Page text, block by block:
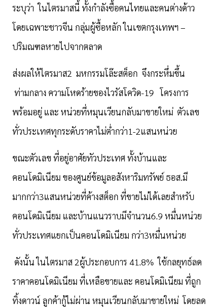
ระบุว่า ในไตรมาสนี้ ทั้งกำลังซื้อคนไทยและคนต่างด้าว
โดยเฉพาะชาวจีน กลุ่มผู้ซื้อหลัก ในเขตกรุงเทพฯ –
ปริมณฑลหายไปจากตลาด
ส่งผลให้ไตรมาส2 มหกรรมโล๊ะสต็อก จึงกระหึ่มขึ้น
ท่ามกลาง ความโหดร้ายของไวรัสโควิด-19 โครงการ
พร้อมอยู่ และ หน่วยที่หมุนเวียนกลับมาขายใหม่ ตัวเลข
ทั่วประเทศทุกระดับราคาไม่ต่ำกว่า1-2แสนหน่วย
ขณะตัวเลข ที่อยู่อาศัยทัวประเทศ ทั้งบ้านและ
คอนโดมิเนียม ของศูนย์ข้อมูลอสังหาริมทรัพย์ ธอส.มี
มากกว่า3แสนหน่วยที่ค้างสต็อก ที่ขายไม่ได้เลยสำหรับ
คอนโดมิเนียม และบ้านแนวราบมีจำนวน6.9 หมื่นหน่วย
ทั่วประเทศแยกเป็นคอนโดมิเนียม กว่า3หมื่นหน่วย
ดังนั้น ในไตรมาส 2ผู้ประกอบการ 41.8% ใช้กลยุทธ์ลด
ราคาคอนโดมิเนียม ที่เหลือขายและ คอนโดมิเนียม ที่ถูก
ทิ้งดาวน์ ลูกค้ากู้ไม่ผ่าน หมุนเวียนกลับมาขายใหม่ โดยลด